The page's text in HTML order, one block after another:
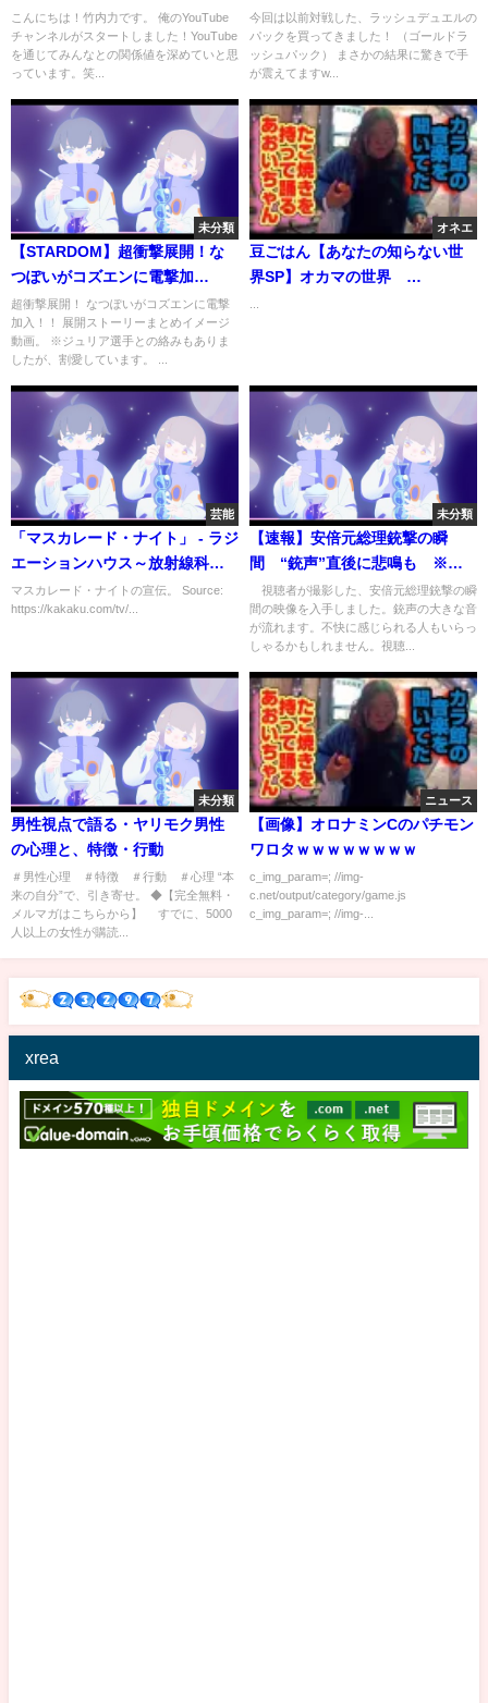
ャンネル！』
こんにちは！竹内力です。 俺のYouTube
チャンネルがスタートしました！YouTube
を通じてみんなとの関係値を深めていと思
っています。笑...
エルパック開封）
今回は以前対戦した、ラッシュデュエルの
パックを買ってきました！ （ゴールドラ
ッシュパック） まさかの結果に驚きで手
が震えてますw...
未分類
【STARDOM】超衝撃展開！な
つぽいがコズエンに電撃加
入！！！【スターダム】
超衝撃展開！ なつぽいがコズエンに電撃
加入！！ 展開ストーリーまとめイメージ
動画。 ※ジュリア選手との絡みもありま
したが、割愛しています。 ...
オネエ
豆ごはん【あなたの知らない世
界SP】オカマの世界
芸能
「マスカレード・ナイト」 - ラジ
エーションハウス～放射線科の
診断レポート～（フジテレビ）
マスカレード・ナイトの宣伝。 Source:
https://kakaku.com/tv/...
未分類
【速報】安倍元総理銃撃の瞬
間 “銃声”直後に悲鳴も ※大
きな音にご注意ください(2022年
7月8日)
視聴者が撮影した、安倍元総理銃撃の瞬
間の映像を入手しました。銃声の大きな音
が流れます。不快に感じられる人もいらっ
しゃるかもしれません。視聴...
未分類
男性視点で語る・ヤリモク男性
の心理と、特徴・行動
＃男性心理 ＃特徴 ＃行動 ＃心理 “本
来の自分”で、引き寄せ。 ◆【完全無料・
メルマガはこちらから】 すでに、5000
人以上の女性が購読...
ニュース
【画像】オロナミンCのパチモン
ワロタｗｗｗｗｗｗｗｗ
c_img_param=; //img-
c.net/output/category/game.js
c_img_param=; //img-...
xrea